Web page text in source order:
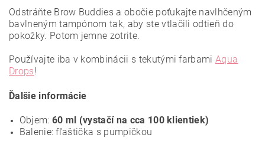
Odstráňte Brow Buddies a obočie poťukajte navlhčeným
bavlneným tampónom tak, aby ste vtlačili odtieň do
pokožky. Potom jemne zotrite.
Používajte iba v kombinácii s tekutými farbamiAqua
Drops!
Ďalšie informácie
Objem: 60 ml (vystačí na cca 100 klientiek)
Balenie: fľaštička s pumpičkou